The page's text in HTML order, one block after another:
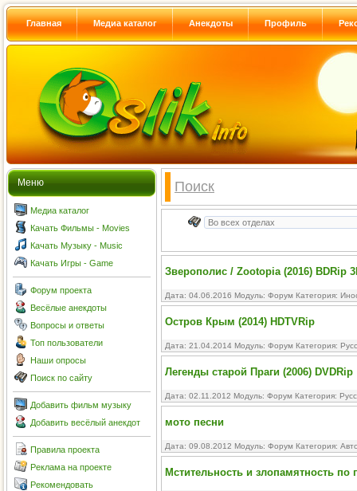
Главная Медиа каталог Анекдоты Профиль
Меню
Медиа каталог
Качать Фильмы - Movies
Качать Музыку - Music
Качать Игры - Game
Форум проекта
Весёлые анекдоты
Вопросы и ответы
Топ пользователи
Наши опросы
Поиск по сайту
Добавить фильм музыку
Добавить весёлый анекдот
Правила проекта
Реклама на проекте
Рекомендовать
Поиск
Зверополис / Zootopia (2016) BDRip
Дата: 04.06.2016 Модуль: Форум Категория:
Остров Крым (2014) HDTVRip
Дата: 21.04.2014 Модуль: Форум Категория:
Легенды старой Праги (2006) DVDRip
Дата: 02.11.2012 Модуль: Форум Категория:
мото песни
Дата: 09.08.2012 Модуль: Форум Категория:
Мстительность и злопамятность по